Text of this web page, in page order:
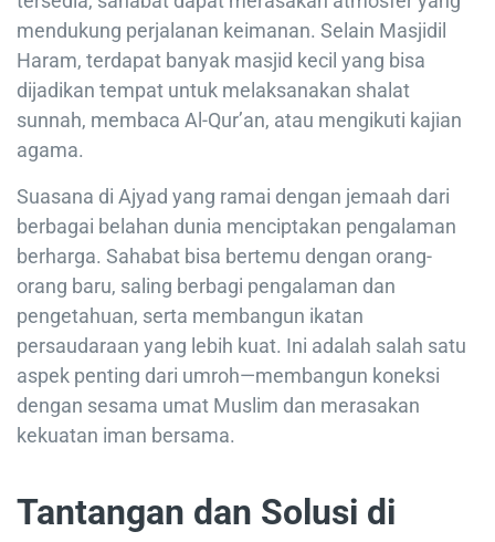
mendukung perjalanan keimanan. Selain Masjidil
Haram, terdapat banyak masjid kecil yang bisa
dijadikan tempat untuk melaksanakan shalat
sunnah, membaca Al-Qur’an, atau mengikuti kajian
agama.
Suasana di Ajyad yang ramai dengan jemaah dari
berbagai belahan dunia menciptakan pengalaman
berharga. Sahabat bisa bertemu dengan orang-
orang baru, saling berbagi pengalaman dan
pengetahuan, serta membangun ikatan
persaudaraan yang lebih kuat. Ini adalah salah satu
aspek penting dari umroh—membangun koneksi
dengan sesama umat Muslim dan merasakan
kekuatan iman bersama.
Tantangan dan Solusi di